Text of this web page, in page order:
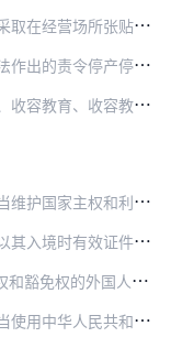
法所得的，依法予以没收或者追缴。拒不停止经营活动的，公安机关可以依法…
可以依法强制执行或者申请人民法院强制执行。
送强制隔离戒毒场所、收容教育场所、收容教养场所执行。
和利益，坚持平等互利原则。
或者国籍不明的，由公安机关出入境管理部门协助查明。
录在案，保存有关证据，并尽快将有关情况层报省级公安机关，由省级公…
为其提供翻译；当事人通晓我国语言文字，不需要他人翻译的，应当出具书面…